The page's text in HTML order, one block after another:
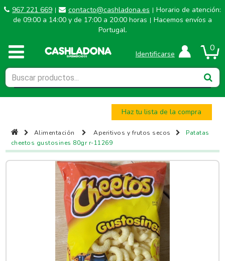
967 221 669 | contacto@cashladona.es | Horario de atención:
de 09:00 a 14:00 y de 17:00 a 20:00 horas | Hacemos envíos a
Portugal.
0
Identificarse
Haz tu lista de la compra
Alimentación Aperitivos y frutos secos
Patatas
cheetos gustosines 80gr r-11269